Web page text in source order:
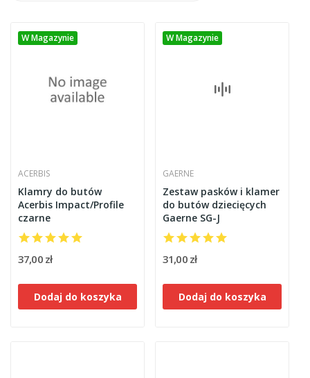
W Magazynie
ACERBIS
Klamry do butów
Acerbis Impact/Profile
czarne
37,00 zł
Dodaj do koszyka
W Magazynie
GAERNE
Zestaw pasków i klamer
do butów dziecięcych
Gaerne SG-J
31,00 zł
Dodaj do koszyka